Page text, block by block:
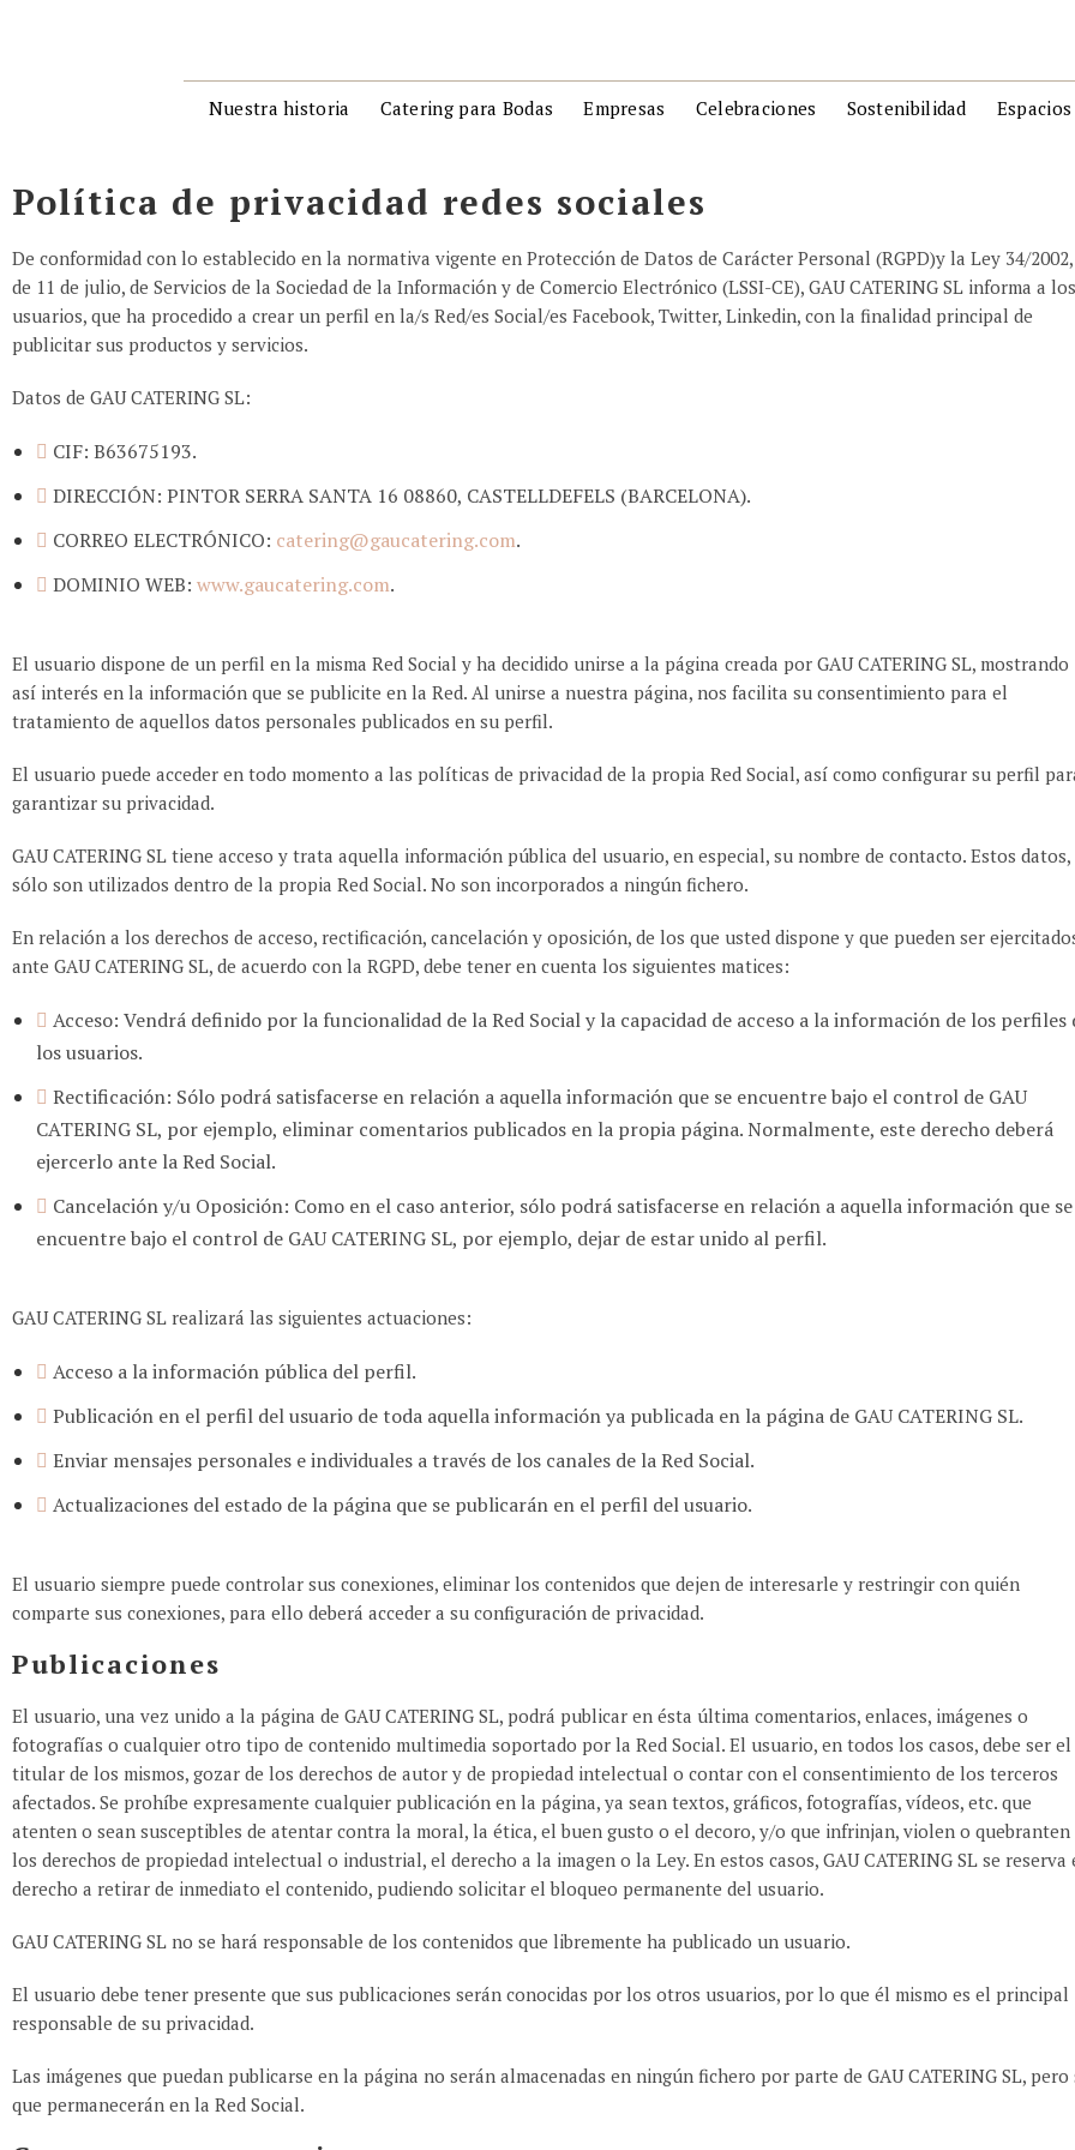
Nuestra historia Catering para Bodas Empresas Celebraciones Sostenibilidad Espacios
Política de privacidad redes sociales
De conformidad con lo establecido en la normativa vigente en Protección de Datos de Carácter Personal (RGPD)y la Ley 34/2002,
de 11 de julio, de Servicios de la Sociedad de la Información y de Comercio Electrónico (LSSI-CE), GAU CATERING SL informa a los
usuarios, que ha procedido a crear un perfil en la/s Red/es Social/es Facebook, Twitter, Linkedin, con la finalidad principal de
publicitar sus productos y servicios.
Datos de GAU CATERING SL:
CIF: B63675193.
DIRECCIÓN: PINTOR SERRA SANTA 16 08860, CASTELLDEFELS (BARCELONA).
CORREO ELECTRÓNICO: catering@gaucatering.com.
DOMINIO WEB: www.gaucatering.com.
El usuario dispone de un perfil en la misma Red Social y ha decidido unirse a la página creada por GAU CATERING SL, mostrando
así interés en la información que se publicite en la Red. Al unirse a nuestra página, nos facilita su consentimiento para el
tratamiento de aquellos datos personales publicados en su perfil.
El usuario puede acceder en todo momento a las políticas de privacidad de la propia Red Social, así como configurar su perfil
garantizar su privacidad.
GAU CATERING SL tiene acceso y trata aquella información pública del usuario, en especial, su nombre de contacto. Estos datos,
sólo son utilizados dentro de la propia Red Social. No son incorporados a ningún fichero.
En relación a los derechos de acceso, rectificación, cancelación y oposición, de los que usted dispone y que pueden ser
ante GAU CATERING SL, de acuerdo con la RGPD, debe tener en cuenta los siguientes matices:
Acceso: Vendrá definido por la funcionalidad de la Red Social y la capacidad de acceso a la información de los perfiles
los usuarios.
Rectificación: Sólo podrá satisfacerse en relación a aquella información que se encuentre bajo el control de GAU
CATERING SL, por ejemplo, eliminar comentarios publicados en la propia página. Normalmente, este derecho deberá
ejercerlo ante la Red Social.
Cancelación y/u Oposición: Como en el caso anterior, sólo podrá satisfacerse en relación a aquella información que se
encuentre bajo el control de GAU CATERING SL, por ejemplo, dejar de estar unido al perfil.
GAU CATERING SL realizará las siguientes actuaciones:
Acceso a la información pública del perfil.
Publicación en el perfil del usuario de toda aquella información ya publicada en la página de GAU CATERING SL.
Enviar mensajes personales e individuales a través de los canales de la Red Social.
Actualizaciones del estado de la página que se publicarán en el perfil del usuario.
El usuario siempre puede controlar sus conexiones, eliminar los contenidos que dejen de interesarle y restringir con quién
comparte sus conexiones, para ello deberá acceder a su configuración de privacidad.
Publicaciones
El usuario, una vez unido a la página de GAU CATERING SL, podrá publicar en ésta última comentarios, enlaces, imágenes o
fotografías o cualquier otro tipo de contenido multimedia soportado por la Red Social. El usuario, en todos los casos, debe ser el
titular de los mismos, gozar de los derechos de autor y de propiedad intelectual o contar con el consentimiento de los terceros
afectados. Se prohíbe expresamente cualquier publicación en la página, ya sean textos, gráficos, fotografías, vídeos, etc. que
atenten o sean susceptibles de atentar contra la moral, la ética, el buen gusto o el decoro, y/o que infrinjan, violen o quebranten
los derechos de propiedad intelectual o industrial, el derecho a la imagen o la Ley. En estos casos, GAU CATERING SL se reserva
derecho a retirar de inmediato el contenido, pudiendo solicitar el bloqueo permanente del usuario.
GAU CATERING SL no se hará responsable de los contenidos que libremente ha publicado un usuario.
El usuario debe tener presente que sus publicaciones serán conocidas por los otros usuarios, por lo que él mismo es el principal
responsable de su privacidad.
Las imágenes que puedan publicarse en la página no serán almacenadas en ningún fichero por parte de GAU CATERING SL, pero
que permanecerán en la Red Social.